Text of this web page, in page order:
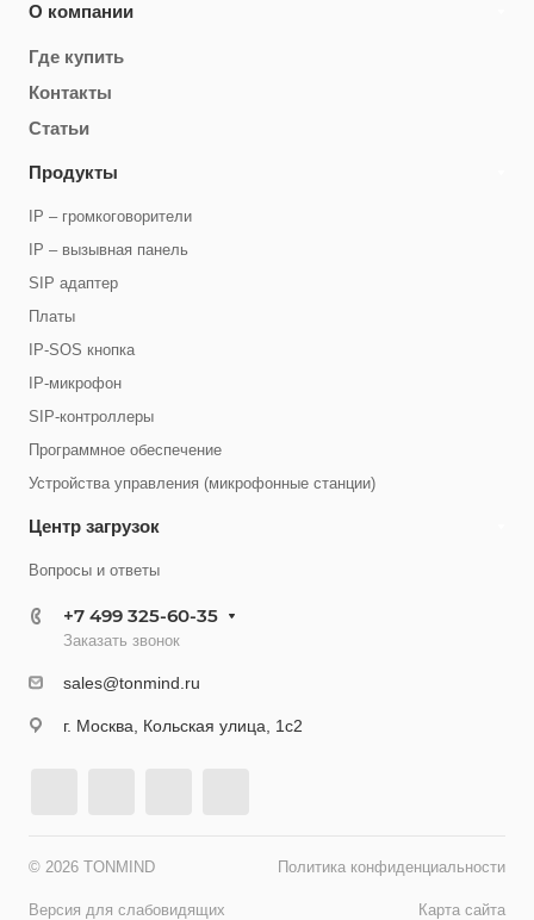
О компании
Где купить
Контакты
Статьи
Продукты
IP – громкоговорители
IP – вызывная панель
SIP адаптер
Платы
IP-SOS кнопка
IP-микрофон
SIP-контроллеры
Программное обеспечение
Устройства управления (микрофонные станции)
Центр загрузок
Вопросы и ответы
+7 499 325-60-35
Заказать звонок
sales@tonmind.ru
г. Москва, Кольская улица, 1с2
© 2026 TONMIND Политика конфиденциальности
Версия для слабовидящих Карта сайта